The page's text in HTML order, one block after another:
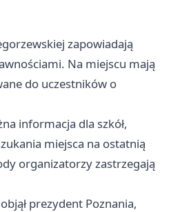
zapowiadają
Na miejscu mają
do uczestników o
informacja dla szkół,
miejsca na ostatnią
organizatorzy zastrzegają
prezydent Poznania,